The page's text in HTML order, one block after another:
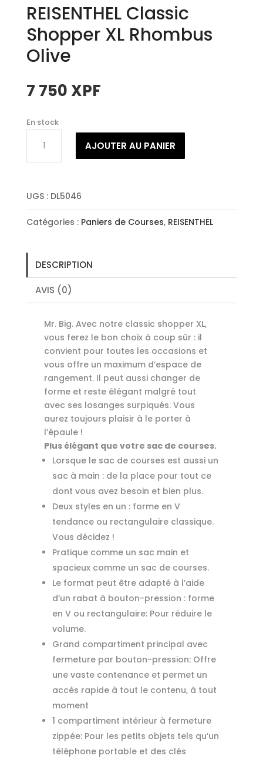
REISENTHEL Classic
Shopper XL Rhombus
Olive
7 750 XPF
En stock
REISENTHEL
XL
Rhombus
AJOUTER AU PANIER
UGS : DL5046
Catégories : Paniers de Courses, REISENTHEL
DESCRIPTION
AVIS (0)
Mr. Big. Avec notre classic shopper XL,
vous ferez le bon choix à coup sûr : il
convient pour toutes les occasions et
vous offre un maximum d’espace de
rangement. Il peut aussi changer de
forme et reste élégant malgré tout
avec ses losanges surpiqués. Vous
aurez toujours plaisir à le porter à
l’épaule !
Plus élégant que votre sac de courses.
Lorsque le sac de courses est aussi un
sac à main : de la place pour tout ce
dont vous avez besoin et bien plus.
Deux styles en un : forme en V
tendance ou rectangulaire classique.
Vous décidez !
Pratique comme un sac main et
spacieux comme un sac de courses.
Le format peut être adapté à l’aide
d’un rabat à bouton-pression : forme
en V ou rectangulaire: Pour réduire le
volume.
Grand compartiment principal avec
fermeture par bouton-pression: Offre
une vaste contenance et permet un
accès rapide à tout le contenu, à tout
moment
1 compartiment intérieur à fermeture
zippée: Pour les petits objets tels qu’un
téléphone portable et des clés